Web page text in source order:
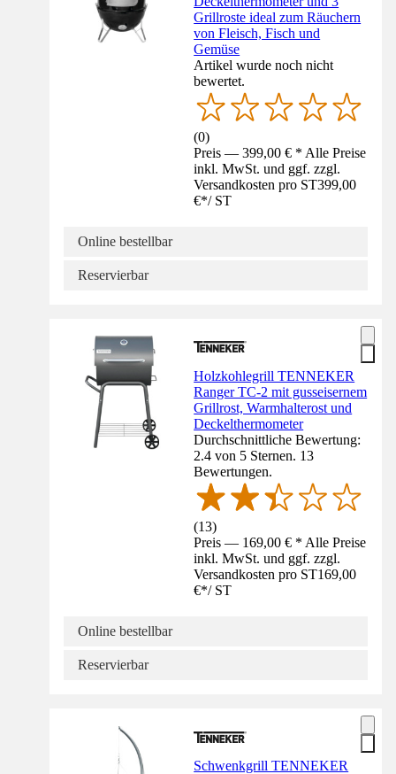
Grillroste ideal zum Räuchern
von Fleisch, Fisch und
Gemüse
Artikel wurde noch nicht
bewertet.
(0)
Preis — 399,00 € * Alle Preise
inkl. MwSt. und ggf. zzgl.
Versandkosten pro ST399,00
€*/ ST
Online bestellbar
Reservierbar
Holzkohlegrill TENNEKER
Ranger TC-2 mit gusseisernem
Grillrost, Warmhalterost und
Deckelthermometer
Durchschnittliche Bewertung:
2.4 von 5 Sternen. 13
Bewertungen.
(13)
Preis — 169,00 € * Alle Preise
inkl. MwSt. und ggf. zzgl.
Versandkosten pro ST169,00
€*/ ST
Online bestellbar
Reservierbar
Schwenkgrill TENNEKER